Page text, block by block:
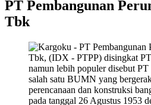
PT Pembangunan
Tbk